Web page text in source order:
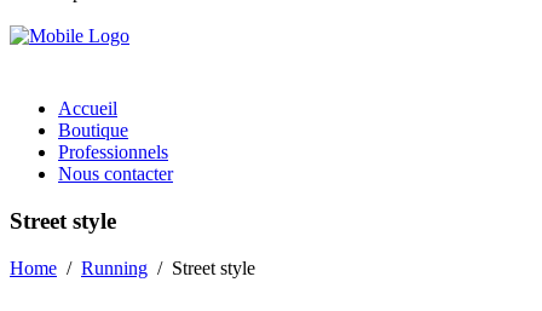
Accueil
Boutique
Professionnels
Nous contacter
Street style
Home / Running / Street style